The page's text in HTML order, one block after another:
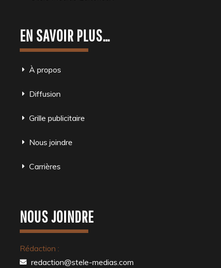
EN SAVOIR PLUS…
À propos
Diffusion
Grille publicitaire
Nous joindre
Carrières
NOUS JOINDRE
Rédaction :
redaction@stele-medias.com